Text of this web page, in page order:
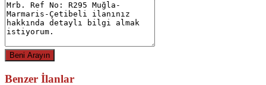
Benzer İlanlar